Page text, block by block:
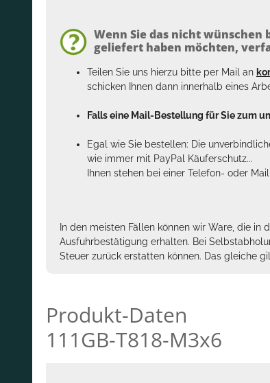
Wenn Sie das nicht wünschen
geliefert haben möchten,
Teilen Sie uns hierzu bitte per Mail an
schicken Ihnen dann innerhalb eines
Falls eine Mail-Bestellung für Sie zum
Egal wie Sie bestellen: Die
wie immer mit PayPal Käuferschutz...
Ihnen stehen bei einer Telefon- oder
In den meisten Fällen können wir Ware, die in
Ausfuhrbestätigung erhalten. Bei
Steuer zurück erstatten können. Das gleiche
Produkt-Daten
111GB-T818-M3x6